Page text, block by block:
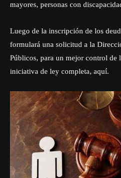
mayores, personas con
Luego de la inscripción de los
formulará una solicitud a la
Públicos, para un mejor control de
iniciativa de ley completa, aquí.